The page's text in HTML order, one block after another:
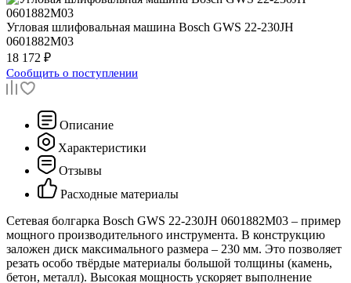
Угловая шлифовальная машина Bosch GWS 22-230JH
0601882M03
18 172 ₽
Сообщить о поступлении
Описание
Характеристики
Отзывы
Расходные материалы
Сетевая болгарка Bosch GWS 22-230JH 0601882M03 – пример
мощного производительного инструмента. В конструкцию
заложен диск максимального размера – 230 мм. Это позволяет
резать особо твёрдые материалы большой толщины (камень,
бетон, металл). Высокая мощность ускоряет выполнение